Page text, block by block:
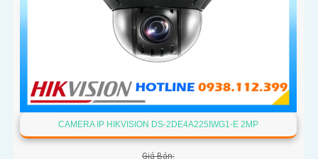
CAMERA IP HIKVISION DS-2DE4A225IWG1-E 2MP
Giá Bán: